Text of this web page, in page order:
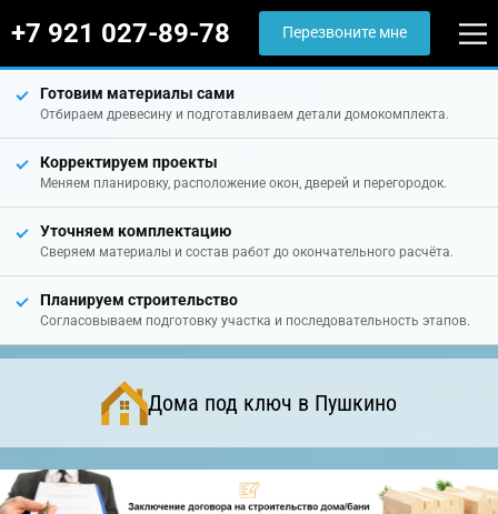
+7 921 027-89-78 Перезвоните мне
Готовим материалы сами
Отбираем древесину и подготавливаем детали домокомплекта.
Корректируем проекты
Меняем планировку, расположение окон, дверей и перегородок.
Уточняем комплектацию
Сверяем материалы и состав работ до окончательного расчёта.
Планируем строительство
Согласовываем подготовку участка и последовательность этапов.
Дома под ключ в Пушкино